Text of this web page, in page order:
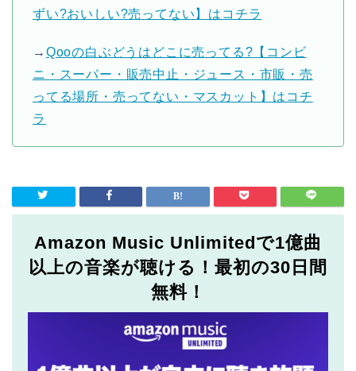
ずい?おいしい?売ってない】はコチラ
→ Qooの白ぶどうはどこに売ってる?【コンビ
ニ・スーパー・販売中止・ジュース・市販・売
ってる場所・売ってない・マスカット】はコチ
ラ
Amazon Music Unlimitedで1億曲
以上の音楽が聴ける！最初の30日間
無料！